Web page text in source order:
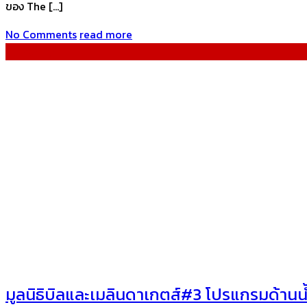
ของ The […]
No Comments read more
มูลนิธิบิลและเมลินดาเกตส์#3 โปรแกรมด้าน